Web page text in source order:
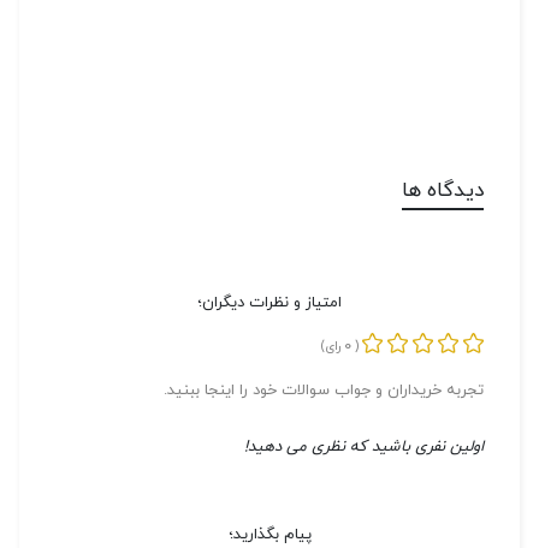
دیدگاه ها
امتیاز و نظرات دیگران؛
(
0 رای)
تجربه خریداران و جواب سوالات خود را اینجا ببنید.
اولین نفری باشید که نظری می دهید!
پیام بگذارید؛